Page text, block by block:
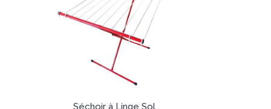
Séchoir à Linge Sol